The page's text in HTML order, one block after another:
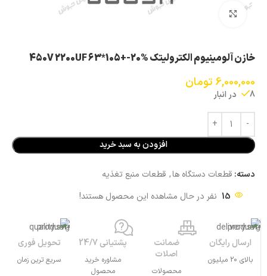
خازن آلومینیوم الکترولیتک 450V 2200UF 63*105+-20%
6,000,000 تومان
8 در انبار
افزودن به سبد خرید
دسته: قطعات دستگاه ها, قطعات منبع تغذیه
15 نفر در حال مشاهده این محصول هستند!
ارسال رایگان
بالای 20 میلیون
ضمانت
اصلات
محصولات
پشتیانی 24/7
مشاوره خرید
محصول
تحویل فوری
سریع ترین زمان